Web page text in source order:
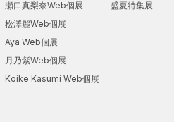
瀬口真梨奈Web個展
松澤麗Web個展
Aya Web個展
月乃紫Web個展
Koike Kasumi Web個展
盛夏特集展